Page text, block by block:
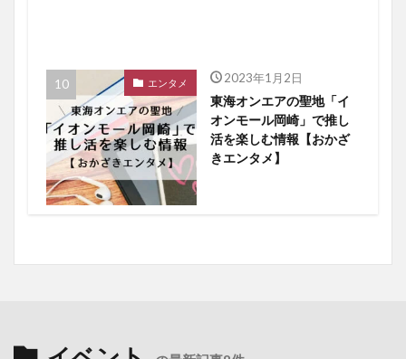
エンタメ 2023年1月2日
東海オンエアの聖地「イ
オンモール岡崎」で推し
活を楽しむ情報【おかざ
きエンタメ】